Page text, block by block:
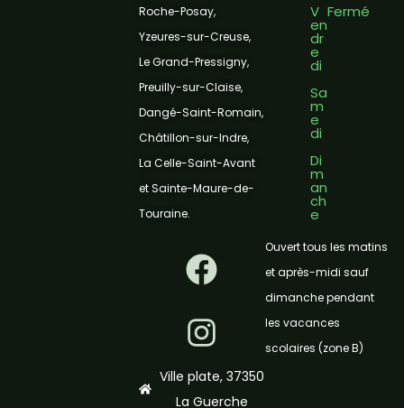
Roche-Posay,
Yzeures-sur-Creuse,
Le Grand-Pressigny,
Preuilly-sur-Claise,
Dangé-Saint-Romain,
Châtillon-sur-Indre,
La Celle-Saint-Avant
et Sainte-Maure-de-
Touraine.
F
a
c
e
b
I
n
s
t
a
Ville plate, 37350
La Guerche
V
en
dr
e
di
Sa
m
e
di
Di
m
an
ch
e
Fermé
Ouvert tous les matins
et après-midi sauf
dimanche pendant
les vacances
scolaires (zone B)